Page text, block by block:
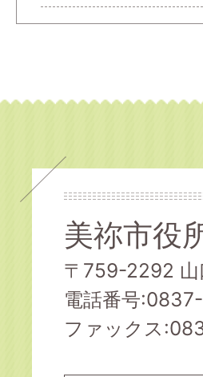
美祢市役
〒759-2292 山
電話番号
ファックス